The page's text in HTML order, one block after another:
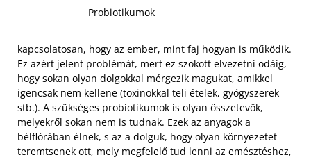
Probiotikumok
kapcsolatosan, hogy az ember, mint faj hogyan is működik.
Ez azért jelent problémát, mert ez szokott elvezetni odáig,
hogy sokan olyan dolgokkal mérgezik magukat, amikkel
igencsak nem kellene (toxinokkal teli ételek, gyógyszerek
stb.). A szükséges probiotikumok is olyan összetevők,
melyekről sokan nem is tudnak. Ezek az anyagok a
bélflórában élnek, s az a dolguk, hogy olyan környezetet
teremtsenek ott, mely megfelelő tud lenni az emésztéshez,